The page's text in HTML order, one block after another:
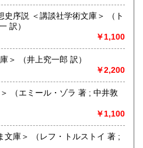
サブカルチャー、古書一般（そ
説 ＜講談社学術文庫＞ （ト
訳）
￥1,100
フランス名詩集 ＜ちくま文庫＞ （井上究一郎 訳）
￥2,200
敦
￥1,100
ストイ 著 ;